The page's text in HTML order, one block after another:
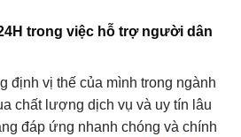
trong việc hỗ trợ người dân
định vị thế của mình trong ngành
chất lượng dịch vụ và uy tín lâu
đáp ứng nhanh chóng và chính